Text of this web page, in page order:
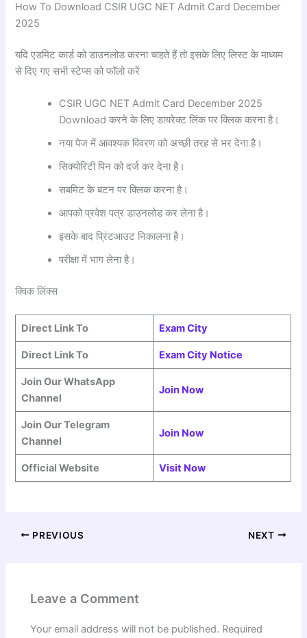
How To Download CSIR UGC NET Admit Card December
2025
यदि एडमिट कार्ड को डाउनलोड करना चाहते हैं तो इसके लिए लिस्ट के माध्यम
से दिए गए सभी स्टेप्स को फॉलो करें
CSIR UGC NET Admit Card December 2025
Download करने के लिए डायरेक्ट लिंक पर क्लिक करना है।
नया पेज में आवश्यक विवरण को अच्छी तरह से भर देना है।
सिक्योरिटी पिन को दर्ज कर देना है।
सबमिट के बटन पर क्लिक करना है।
आपको प्रवेश पत्र डाउनलोड कर लेना है।
इसके बाद प्रिंटआउट निकालना है।
परीक्षा में भाग लेना है।
क्विक लिंक्स
Direct Link To Exam City
Direct Link To Exam City Notice
Join Our WhatsApp
Channel
Join Now
Join Our Telegram
Channel
Join Now
Official Website Visit Now
PREVIOUS NEXT
Leave a Comment
Your email address will not be published. Required